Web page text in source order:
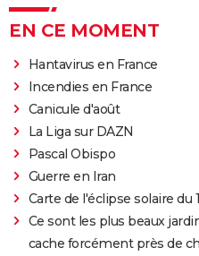
EN CE MOMENT
Hantavirus en France
Incendies en France
Canicule d'août
La Liga sur DAZN
Pascal Obispo
Guerre en Iran
Carte de l'éclipse solaire du
Ce sont les plus beaux
cache forcément près de